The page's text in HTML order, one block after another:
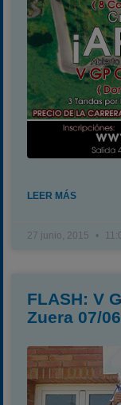
LEER MÁS
27 junio, 2015
FLASH: V
Zuera 07/